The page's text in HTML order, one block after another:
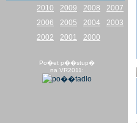
2010
2009 2008
2007
2006
2005 2004
2003
2002
2001 2000
Po�et p��stup�
na VR2011: